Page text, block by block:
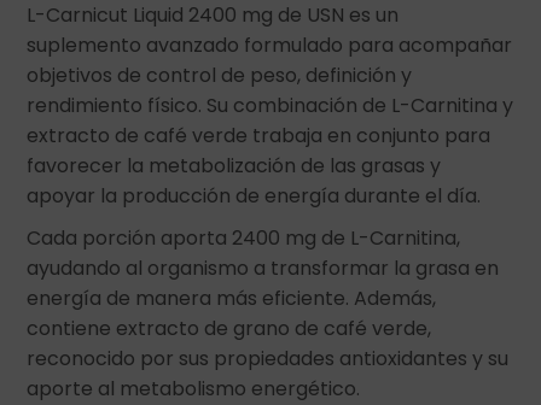
L-Carnicut Liquid 2400 mg de USN es un
suplemento avanzado formulado para acompañar
objetivos de control de peso, definición y
rendimiento físico. Su combinación de L-Carnitina y
extracto de café verde trabaja en conjunto para
favorecer la metabolización de las grasas y
apoyar la producción de energía durante el día.
Cada porción aporta 2400 mg de L-Carnitina,
ayudando al organismo a transformar la grasa en
energía de manera más eficiente. Además,
contiene extracto de grano de café verde,
reconocido por sus propiedades antioxidantes y su
aporte al metabolismo energético.